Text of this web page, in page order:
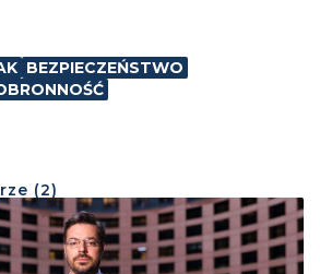
BEZPIECZEŃSTWO
(2)